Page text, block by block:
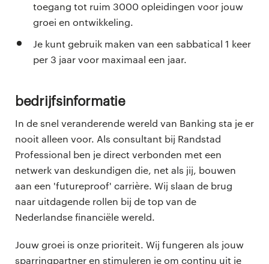
toegang tot ruim 3000 opleidingen voor jouw
groei en ontwikkeling.
Je kunt gebruik maken van een sabbatical 1 keer
per 3 jaar voor maximaal een jaar.
Bedrijfsinformatie
In de snel veranderende wereld van Banking sta je er
nooit alleen voor. Als consultant bij Randstad
Professional ben je direct verbonden met een
netwerk van deskundigen die, net als jij, bouwen
aan een 'futureproof' carrière. Wij slaan de brug
naar uitdagende rollen bij de top van de
Nederlandse financiële wereld.
Jouw groei is onze prioriteit. Wij fungeren als jouw
sparringpartner en stimuleren je om continu uit je